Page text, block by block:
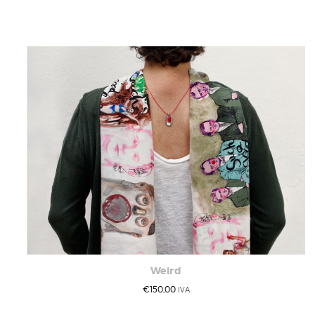
Weird
€150,00 IVA